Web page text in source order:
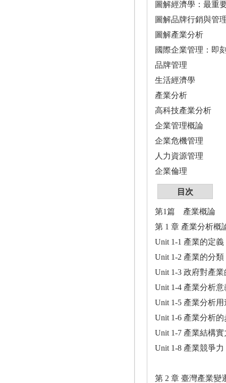
圖解經濟學：最重
圖解品牌行銷與管
圖解產業分析
國際企業管理：即
品牌管理
生活經濟學
產業分析
高科技產業分析
企業管理概論
企業危機管理
人力資源管理
企業倫理
目次
第1篇 產業概論
第 1 章 產業分析概
Unit 1-1 產業的定義
Unit 1-2 產業的分類
Unit 1-3 政府對產
Unit 1-4 產業分析
Unit 1-5 產業分析用
Unit 1-6 產業分析的
Unit 1-7 產業結構實
Unit 1-8 產業競爭力
第 2 章 臺灣產業變